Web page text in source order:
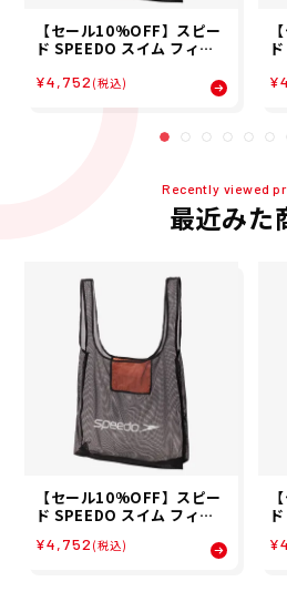
【セール10%OFF】スピー
ド SPEEDO スイム フィッ
チ エスピー ポケット メッシ
ュ バッグ SP PK MESH BA
¥4,752 (税込)
Recently viewed
最近みた
【セール10%OFF】スピー
ド SPEEDO スイム フィッ
チ エスピー ポケット メッシ
¥4,752 (税込)